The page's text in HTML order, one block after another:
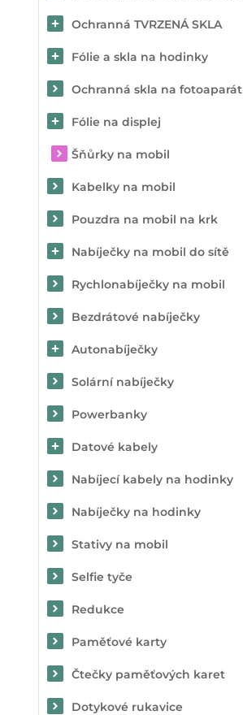
Ochranná TVRZENÁ SKLA
Fólie a skla na hodinky
Ochranná skla na fotoaparát
Fólie na displej
Šňůrky na mobil
Kabelky na mobil
Pouzdra na mobil na krk
Nabíječky na mobil do sítě
Rychlonabíječky na mobil
Bezdrátové nabíječky
Autonabíječky
Solární nabíječky
Powerbanky
Datové kabely
Nabíjecí kabely na hodinky
Nabíječky na hodinky
Stativy na mobil
Selfie tyče
Redukce
Paměťové karty
Čtečky paměťových karet
Dotykové rukavice